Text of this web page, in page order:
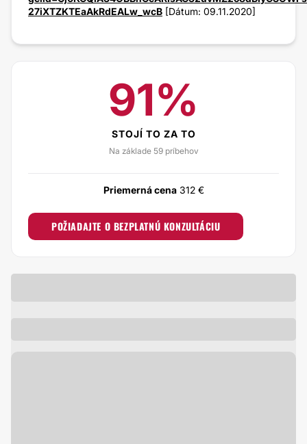
27iXTZKTEaAkRdEALw_wcB [Dátum: 09.11.2020]
91%
STOJÍ TO ZA TO
Na základe 59 príbehov
Priemerná cena312 €
POŽIADAJTE O BEZPLATNÚ KONZULTÁCIU